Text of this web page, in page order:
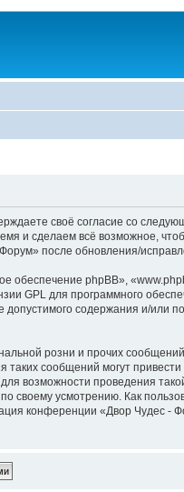
своё согласие со
и сделаем всё возможное,
после обновления/
phpBB»,
GPL для программного
содержания и/или
розни и прочих
сообщений могут
возможности проведения
усмотрению. Как
конференции «Двор Чудес -